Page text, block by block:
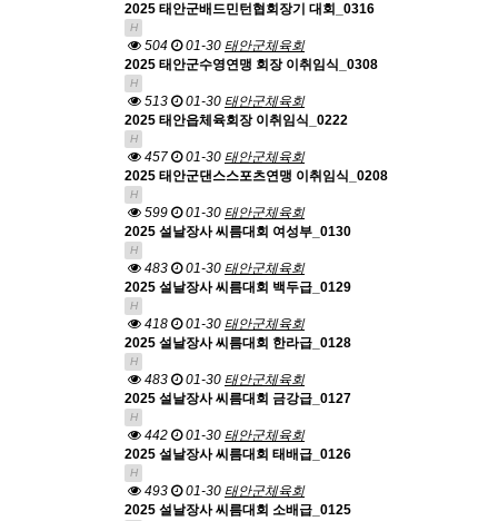
2025 태안군배드민턴협회장기 대회_0316
H
504 01-30 태안군체육회
2025 태안군수영연맹 회장 이취임식_0308
H
513 01-30 태안군체육회
2025 태안읍체육회장 이취임식_0222
H
457 01-30 태안군체육회
2025 태안군댄스스포츠연맹 이취임식_0208
H
599 01-30 태안군체육회
2025 설날장사 씨름대회 여성부_0130
H
483 01-30 태안군체육회
2025 설날장사 씨름대회 백두급_0129
H
418 01-30 태안군체육회
2025 설날장사 씨름대회 한라급_0128
H
483 01-30 태안군체육회
2025 설날장사 씨름대회 금강급_0127
H
442 01-30 태안군체육회
2025 설날장사 씨름대회 태배급_0126
H
493 01-30 태안군체육회
2025 설날장사 씨름대회 소배급_0125